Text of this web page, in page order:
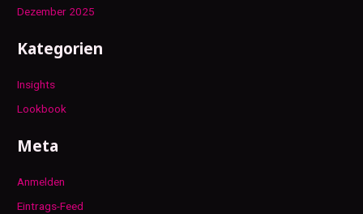
Dezember 2025
Kategorien
Insights
Lookbook
Meta
Anmelden
Eintrags-Feed